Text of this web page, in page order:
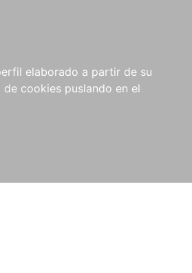
elaborado a partir de su
cookies puslando en el
COMPRAS
INSTITUCIONALES